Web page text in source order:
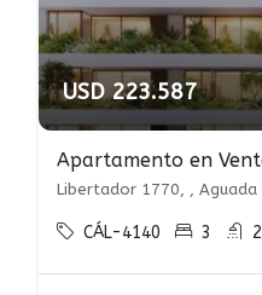
USD 223.587
Libertador 1770, , Aguada
CÁL-4140 3 2